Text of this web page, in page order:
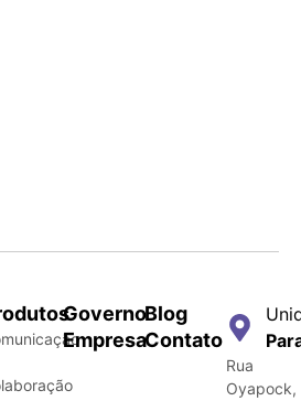
Governo
Empresa
Blog
Contato
Rua
Oyapock,